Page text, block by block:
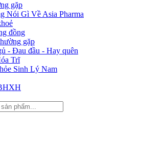
gặp
Nói Gì Về Asia Pharma
đồng
gặp
- Đau đầu - Hay quên
Trĩ
Sinh Lý Nam